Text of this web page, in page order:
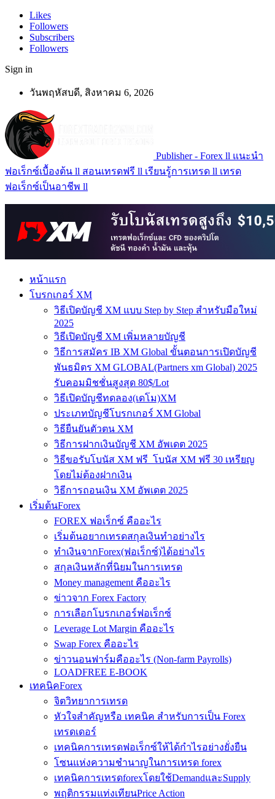
Likes
Followers
Subscribers
Followers
Sign in
วันพฤหัสบดี, สิงหาคม 6, 2026
Publisher - Forex ll แนะนำ
ฟอเร็กซ์เบื้องต้น ll สอนเทรดฟรี ll เรียนรู้การเทรด ll เทรด
ฟอเร็กซ์เป็นอาชีพ ll
หน้าแรก
โบรกเกอร์ XM
วิธีเปิดบัญชี XM แบบ Step by Step สำหรับมือใหม่
2025
วิธีเปิดบัญชี XM เพิ่มหลายบัญชี
วิธีการสมัคร IB XM Global ขั้นตอนการเปิดบัญชี
พันธมิตร XM GLOBAL(Partners xm Global) 2025
รับคอมมิชชั่นสูงสุด 80$/Lot
วิธีเปิดบัญชีทดลอง(เดโม)XM
ประเภทบัญชีโบรกเกอร์ XM Global
วิธียืนยันตัวตน XM
วิธีการฝากเงินบัญชี XM อัพเดต 2025
วิธีขอรับโบนัส XM ฟรี โบนัส XM ฟรี 30 เหรียญ
โดยไม่ต้องฝากเงิน
วิธีการถอนเงิน XM อัพเดต 2025
เริ่มต้นForex
FOREX ฟอเร็กซ์ คืออะไร
เริ่มต้นอยากเทรดสกุลเงินทำอย่างไร
ทำเงินจากForex(ฟอเร็กซ์)ได้อย่างไร
สกุลเงินหลักที่นิยมในการเทรด
Money management คืออะไร
ข่าวจาก Forex Factory
การเลือกโบรกเกอร์ฟอเร็กซ์
Leverage Lot Margin คืออะไร
Swap Forex คืออะไร
ข่าวนอนฟาร์มคืออะไร (Non-farm Payrolls)
LOADFREE E-BOOK
เทคนิคForex
จิตวิทยาการเทรด
หัวใจสำคัญหรือ เทคนิค สำหรับการเป็น Forex
เทรดเดอร์
เทคนิคการเทรดฟอเร็กซ์ให้ได้กำไรอย่างยั่งยืน
โซนแห่งความชำนาญในการเทรด forex
เทคนิคการเทรดforexโดยใช้DemandและSupply
พฤติกรรมแท่งเทียนPrice Action